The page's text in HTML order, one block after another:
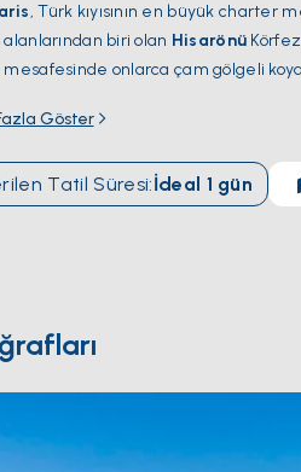
, Türk kıyısının en büyük charter
biri olan Hisarönü
onlarca çam gölgeli koya
tek günlük yelken mesafesindeki
Göster
Tatil Süresi:İdeal 1 gün